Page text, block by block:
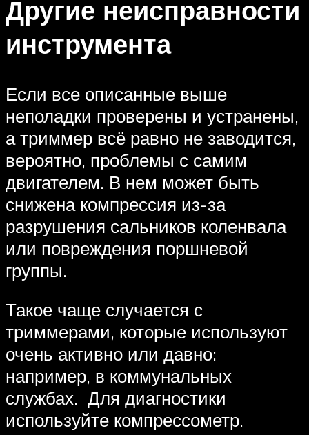
Другие неисправности
инструмента
Если все описанные выше
неполадки проверены и устранены,
а триммер всё равно не заводится,
вероятно, проблемы с самим
двигателем. В нем может быть
снижена компрессия из-за
разрушения сальников коленвала
или повреждения поршневой
группы.
Такое чаще случается с
триммерами, которые используют
очень активно или давно:
например, в коммунальных
службах. Для диагностики
используйте компрессометр.